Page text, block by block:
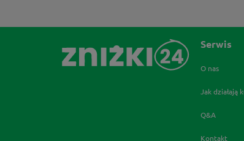
Serwis
O nas
Jak działają
Q&A
Kontakt